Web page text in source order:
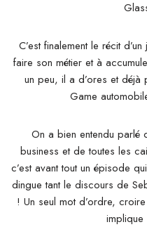
C’est finalement le récit
faire son métier et à
un peu, il a d’ores et déjà
Game
On a bien entendu parlé
business et de toutes les
c’est avant tout un épisode
dingue tant le discours de
! Un seul mot d’ordre,
implique